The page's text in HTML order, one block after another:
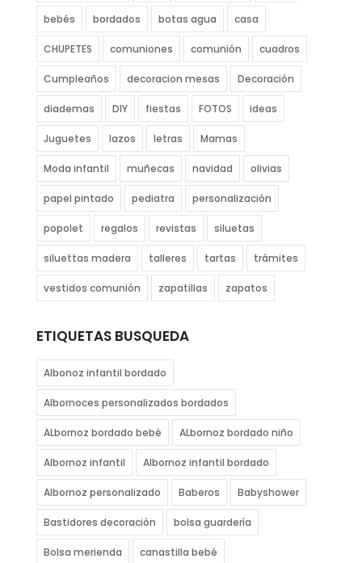
bebés bordados botas agua casa
CHUPETES comuniones comunión cuadros
Cumpleaños decoracion mesas Decoración
diademas DIY fiestas FOTOS ideas
Juguetes lazos letras Mamas
Moda infantil muñecas navidad olivias
papel pintado pediatra personalización
popolet regalos revistas siluetas
siluettas madera talleres tartas trámites
vestidos comunión zapatillas zapatos
ETIQUETAS BUSQUEDA
Albonoz infantil bordado
Albornoces personalizados bordados
ALbornoz bordado bebé ALbornoz bordado niño
Albornoz infantil Albornoz infantil bordado
Albornoz personalizado Baberos Babyshower
Bastidores decoración bolsa guardería
Bolsa merienda canastilla bebé